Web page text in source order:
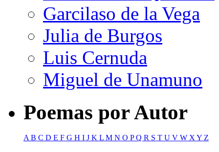
Garcilaso de la Vega
Julia de Burgos
Luis Cernuda
Miguel de Unamuno
Poemas por Autor
AB C D E F G H I J K L M N O PQ R S T U V W XY Z